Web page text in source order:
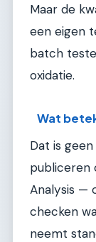
Maar de
een eigen
batch
oxidatie.
Wat
Dat is
publiceren
Analysis —
checken
neemt